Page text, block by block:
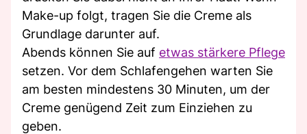
Make-up folgt, tragen Sie die Creme als
Grundlage darunter auf.
Abends können Sie auf etwas stärkere Pflege
setzen. Vor dem Schlafengehen warten Sie
am besten mindestens 30 Minuten, um der
Creme genügend Zeit zum Einziehen zu
geben.